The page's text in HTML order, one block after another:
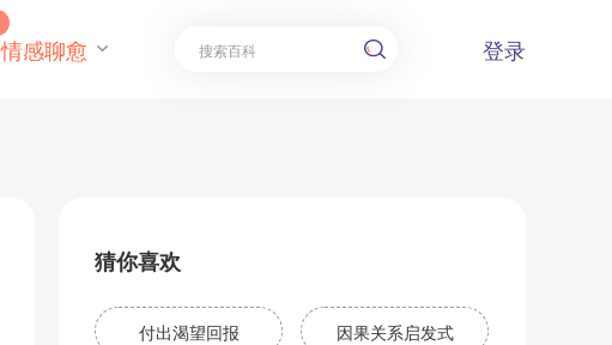
情感聊愈 登录
猜你喜欢
付出渴望回报 因果关系启发式